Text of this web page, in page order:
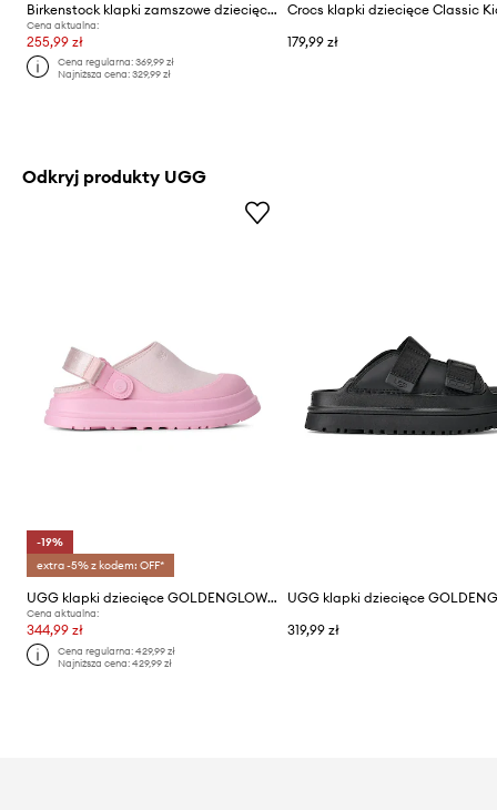
Birkenstock klapki zamszowe dziecięce Boston
Cena aktualna:
255,99 zł
Cena regularna:369,99 zł
Najniższa cena:329,99 zł
179,99 zł
Odkryj produkty UGG
-19%
extra -5% z kodem: OFF*
UGG klapki dziecięce GOLDENGLOW CANVAS CLOG
Cena aktualna:
344,99 zł
Cena regularna:429,99 zł
Najniższa cena:429,99 zł
319,99 zł